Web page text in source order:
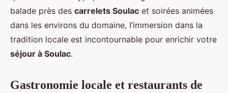
balade près des carrelets Soulac et soirées animées
dans les environs du domaine, l’immersion dans la
tradition locale est incontournable pour enrichir votre
séjour à Soulac.
Gastronomie locale et restaurants de